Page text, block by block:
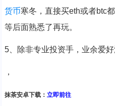
货币寒冬，直接买eth或者btc
等后面熟悉了再玩。
5、除非专业投资手，业余爱好
，
抹茶安卓下载： 立即前往